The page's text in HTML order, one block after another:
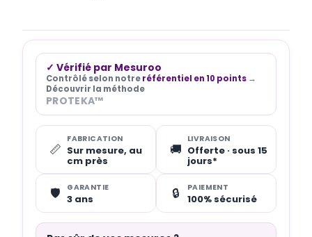
✓ Vérifié par Mesuroo
Contrôlé selon notreréférentiel en 10 points →
Découvrir la méthode
PROTEKA™
📏
FABRICATION
Sur mesure, au
cm près
🚚
LIVRAISON
Offerte · sous 15
jours*
🛡️ GARANTIE
3 ans 🔒 PAIEMENT
100% sécurisé